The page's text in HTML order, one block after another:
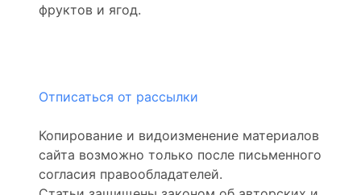
фруктов и ягод.
Отписаться от рассылки
Копирование и видоизменение материалов
сайта возможно только после письменного
согласия правообладателей.